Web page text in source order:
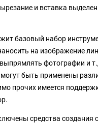
и вставка
базовый набор
на изображение
выпрямлять фотографии и
быть применены
прочих имеется
средства создания